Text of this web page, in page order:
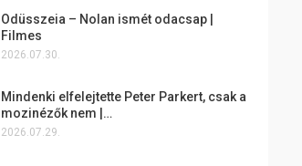
Odüsszeia – Nolan ismét odacsap |
Filmes
2026.07.30.
Mindenki elfelejtette Peter Parkert, csak a
mozinézők nem |…
2026.07.29.